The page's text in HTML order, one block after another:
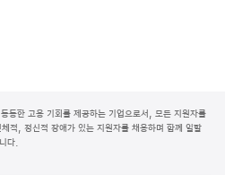
한 고용 기회를 제공하는 기업으로서, 모든 지원자를
적, 정신적 장애가 있는 지원자를 채용하며 함께 일할
다.